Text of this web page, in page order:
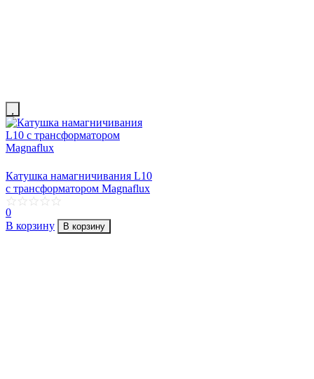
Катушка намагничивания L10
с трансформатором Magnaflux
0
В корзину
В корзину